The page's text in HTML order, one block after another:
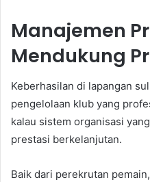
Manajemen
Mendukung
Keberhasilan di lapangan
pengelolaan klub yang
kalau sistem organisasi
prestasi berkelanjutan.
Baik dari perekrutan